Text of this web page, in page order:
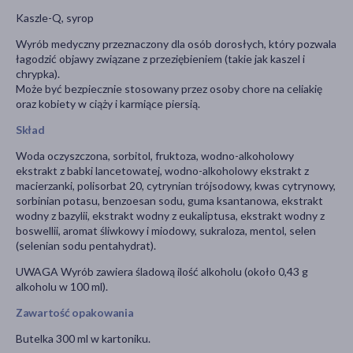
Kaszle-Q, syrop
Wyrób medyczny przeznaczony dla osób dorosłych, który pozwala
łagodzić objawy związane z przeziębieniem (takie jak kaszel i
chrypka).
Może być bezpiecznie stosowany przez osoby chore na celiakię
oraz kobiety w ciąży i karmiące piersią.
Skład
Woda oczyszczona, sorbitol, fruktoza, wodno-alkoholowy
ekstrakt z babki lancetowatej, wodno-alkoholowy ekstrakt z
macierzanki, polisorbat 20, cytrynian trójsodowy, kwas cytrynowy,
sorbinian potasu, benzoesan sodu, guma ksantanowa, ekstrakt
wodny z bazylii, ekstrakt wodny z eukaliptusa, ekstrakt wodny z
boswellii, aromat śliwkowy i miodowy, sukraloza, mentol, selen
(selenian sodu pentahydrat).
UWAGA Wyrób zawiera śladową ilość alkoholu (około 0,43 g
alkoholu w 100 ml).
Zawartość opakowania
Butelka 300 ml w kartoniku.